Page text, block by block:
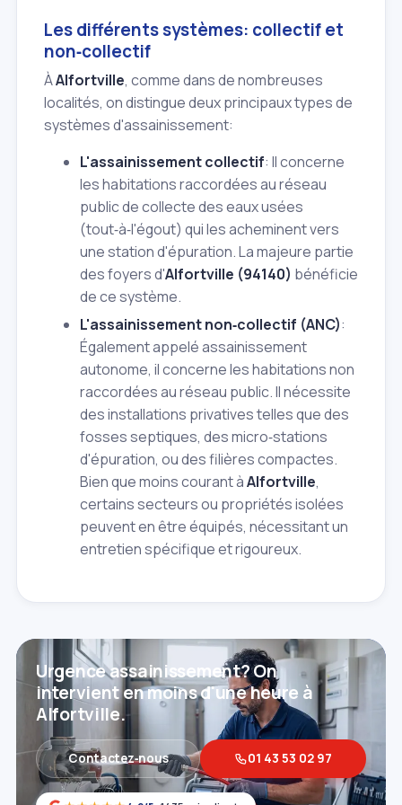
Les différents systèmes: collectif et
non‑collectif
ÀAlfortville, comme dans de nombreuses
localités, on distingue deux principaux types de
systèmes d'assainissement:
L'assainissement collectif: Il concerne
les habitations raccordées au réseau
public de collecte des eaux usées
(tout‑à‑l'égout) qui les acheminent vers
une station d'épuration. La majeure partie
des foyers d'Alfortville (94140) bénéficie
de ce système.
L'assainissement non‑collectif (ANC):
Également appelé assainissement
autonome, il concerne les habitations non
raccordées au réseau public. Il nécessite
des installations privatives telles que des
fosses septiques, des micro‑stations
d'épuration, ou des filières compactes.
Bien que moins courant àAlfortville,
certains secteurs ou propriétés isolées
peuvent en être équipés, nécessitant un
entretien spécifique et rigoureux.
Urgence assainissement? On
intervient en moins d'une heure à
Alfortville.
Contactez‑nous 01 43 53 02 97